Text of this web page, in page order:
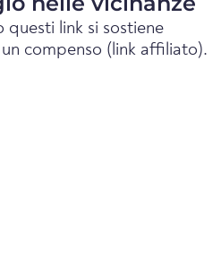
link si sostiene
compenso (link affiliato).